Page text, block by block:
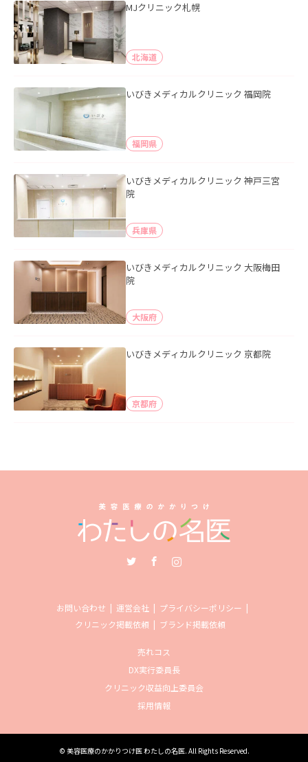
MJクリニック札幌
北海道
いびきメディカルクリニック 福岡院
福岡県
いびきメディカルクリニック 神戸三宮
院
兵庫県
いびきメディカルクリニック 大阪梅田
院
大阪府
いびきメディカルクリニック 京都院
京都府
お問い合わせ 運営会社
プライバシーポリシー
クリニック掲載依頼
ブランド掲載依頼
売れコス
DX実行委員長
クリニック収益向上委員会
採用情報
© 美容医療のかかりつけ医 わたしの名医. All Rights Reserved.